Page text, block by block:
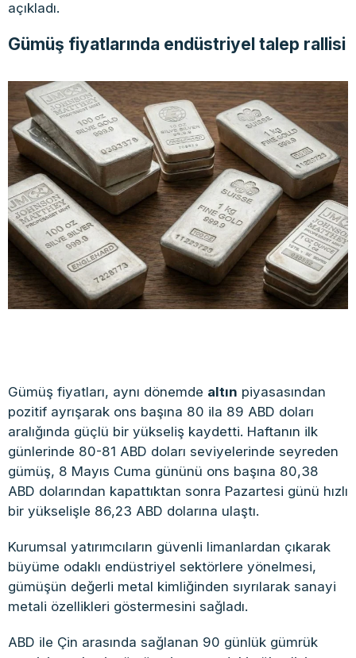
açıkladı.
Gümüş fiyatlarında endüstriyel talep rallisi
Gümüş fiyatları, aynı dönemde altın piyasasından
pozitif ayrışarak ons başına 80 ila 89 ABD doları
aralığında güçlü bir yükseliş kaydetti. Haftanın ilk
günlerinde 80-81 ABD doları seviyelerinde seyreden
gümüş, 8 Mayıs Cuma gününü ons başına 80,38
ABD dolarından kapattıktan sonra Pazartesi günü hızlı
bir yükselişle 86,23 ABD dolarına ulaştı.
Kurumsal yatırımcıların güvenli limanlardan çıkarak
büyüme odaklı endüstriyel sektörlere yönelmesi,
gümüşün değerli metal kimliğinden sıyrılarak sanayi
metali özellikleri göstermesini sağladı.
ABD ile Çin arasında sağlanan 90 günlük gümrük